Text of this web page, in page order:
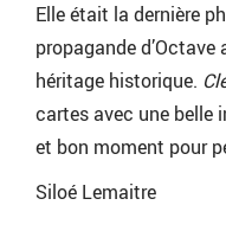
Elle était la dernière
propagande
héritage historique.
cartes avec une belle
et bon moment pour
Siloé Lemaitre